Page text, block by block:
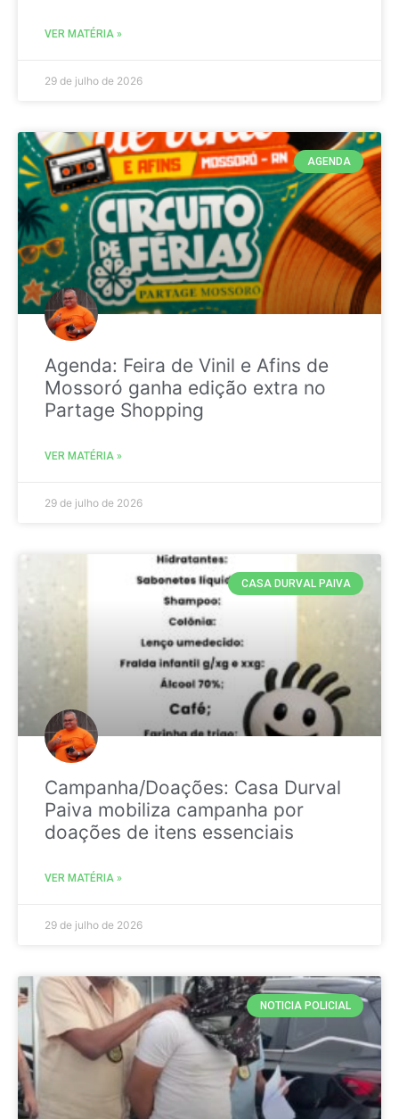
VER MATÉRIA »
29 de julho de 2026
AGENDA
Agenda: Feira de Vinil e Afins de
Mossoró ganha edição extra no
Partage Shopping
VER MATÉRIA »
29 de julho de 2026
CASA DURVAL PAIVA
Campanha/Doações: Casa Durval
Paiva mobiliza campanha por
doações de itens essenciais
VER MATÉRIA »
29 de julho de 2026
NOTICIA POLICIAL